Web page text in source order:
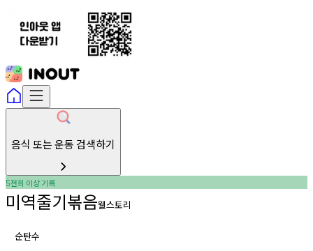
음식 또는 운동 검색하기
5천회 이상기록
미역줄기볶음웰스토리
순탄수